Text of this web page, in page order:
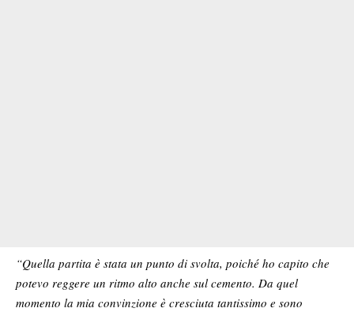
“Quella partita è stata un punto di svolta, poiché ho capito che
potevo reggere un ritmo alto anche sul cemento. Da quel
momento la mia convinzione è cresciuta tantissimo e sono